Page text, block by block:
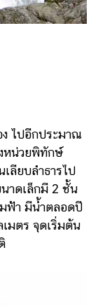
ง ไปอีกประมาณ
หน่วยพิทักษ์
ลียบลำธารไป
าดเล็กมี 2 ชั้น
มฟ้า มีน้ำตลอดปี
เมตร จุดเริ่มต้น